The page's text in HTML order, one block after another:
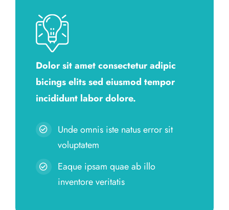
Dolor sit amet consectetur adipic
bicings elits sed eiusmod tempor
incididunt labor dolore.
Unde omnis iste natus error sit
voluptatem
Eaque ipsam quae ab illo
inventore veritatis